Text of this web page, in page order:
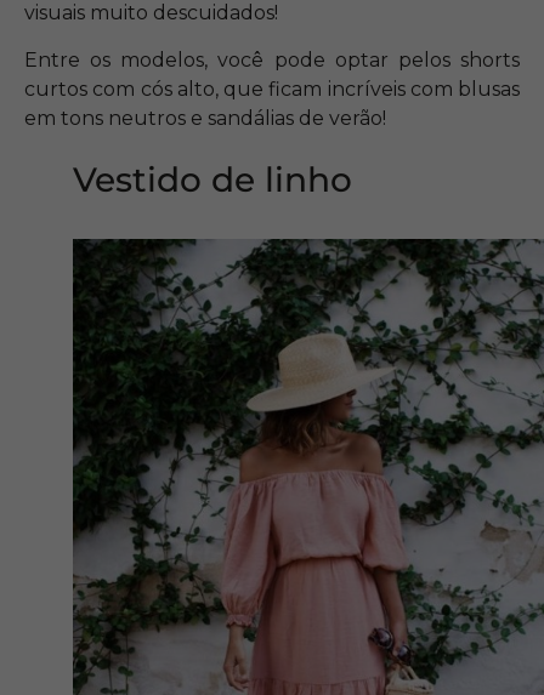
visuais muito descuidados!
Entre os modelos, você pode optar pelos shorts
curtos com cós alto, que ficam incríveis com blusas
em tons neutros e sandálias de verão!
Vestido de linho